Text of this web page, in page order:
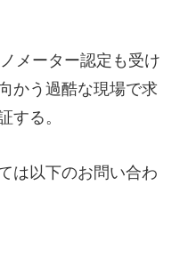
メーター認定も受け
かう過酷な現場で求
する。
は以下のお問い合わ